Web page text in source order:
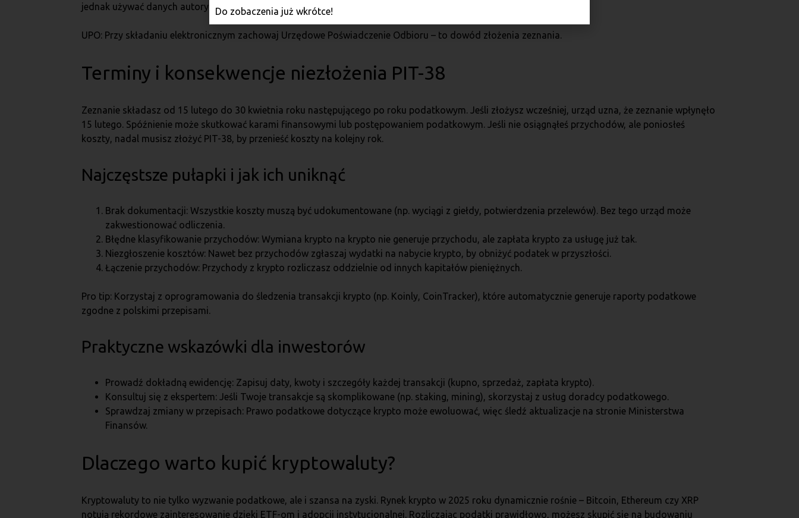
jednak używać danych autoryzujących.
UPO: Przy składaniu elektronicznym zachowaj Urzędowe Poświadczenie Odbioru – to dowód złożenia zeznania.
Terminy i konsekwencje niezłożenia PIT-38
Zeznanie składasz od 15 lutego do 30 kwietnia roku następującego po roku podatkowym. Jeśli złożysz wcześniej, urząd uzna, że zeznanie wpłynęło
15 lutego. Spóźnienie może skutkować karami finansowymi lub postępowaniem podatkowym. Jeśli nie osiągnąłeś przychodów, ale poniosłeś
koszty, nadal musisz złożyć PIT-38, by przenieść koszty na kolejny rok.
Najczęstsze pułapki i jak ich uniknąć
Brak dokumentacji: Wszystkie koszty muszą być udokumentowane (np. wyciągi z giełdy, potwierdzenia przelewów). Bez tego urząd może
zakwestionować odliczenia.
Błędne klasyfikowanie przychodów: Wymiana krypto na krypto nie generuje przychodu, ale zapłata krypto za usługę już tak.
Niezgłoszenie kosztów: Nawet bez przychodów zgłaszaj wydatki na nabycie krypto, by obniżyć podatek w przyszłości.
Łączenie przychodów: Przychody z krypto rozliczasz oddzielnie od innych kapitałów pieniężnych.
Pro tip: Korzystaj z oprogramowania do śledzenia transakcji krypto (np. Koinly, CoinTracker), które automatycznie generuje raporty podatkowe
zgodne z polskimi przepisami.
Praktyczne wskazówki dla inwestorów
Prowadź dokładną ewidencję: Zapisuj daty, kwoty i szczegóły każdej transakcji (kupno, sprzedaż, zapłata krypto).
Konsultuj się z ekspertem: Jeśli Twoje transakcje są skomplikowane (np. staking, mining), skorzystaj z usług doradcy podatkowego.
Sprawdzaj zmiany w przepisach: Prawo podatkowe dotyczące krypto może ewoluować, więc śledź aktualizacje na stronie Ministerstwa
Finansów.
Dlaczego warto kupić kryptowaluty?
Kryptowaluty to nie tylko wyzwanie podatkowe, ale i szansa na zyski. Rynek krypto w 2025 roku dynamicznie rośnie – Bitcoin, Ethereum czy XRP
notują rekordowe zainteresowanie dzięki ETF-om i adopcji instytucjonalnej. Rozliczając podatki prawidłowo, możesz skupić się na budowaniu
Do zobaczenia już wkrótce!